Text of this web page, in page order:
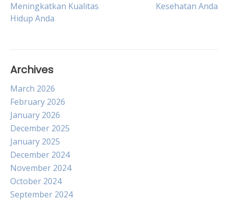
navigation
Meningkatkan Kualitas
Hidup Anda
Kesehatan Anda
Archives
March 2026
February 2026
January 2026
December 2025
January 2025
December 2024
November 2024
October 2024
September 2024